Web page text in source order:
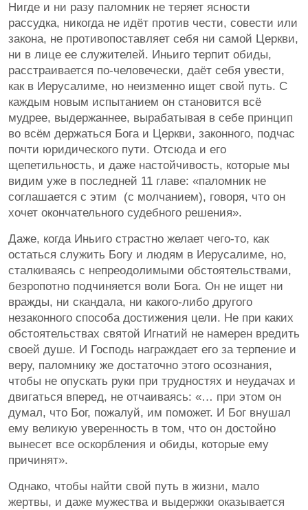
Нигде и ни разу паломник не теряет ясности
рассудка, никогда не идёт против чести, совести или
закона, не противопоставляет себя ни самой Церкви,
ни в лице ее служителей. Иньиго терпит обиды,
расстраивается по-человечески, даёт себя увести,
как в Иерусалиме, но неизменно ищет свой путь. С
каждым новым испытанием он становится всё
мудрее, выдержаннее, вырабатывая в себе принцип
во всём держаться Бога и Церкви, законного, подчас
почти юридического пути. Отсюда и его
щепетильность, и даже настойчивость, которые мы
видим уже в последней 11 главе: «паломник не
соглашается с этим (с молчанием), говоря, что он
хочет окончательного судебного решения».
Даже, когда Иньиго страстно желает чего-то, как
остаться служить Богу и людям в Иерусалиме, но,
сталкиваясь с непреодолимыми обстоятельствами,
безропотно подчиняется воли Бога. Он не ищет ни
вражды, ни скандала, ни какого-либо другого
незаконного способа достижения цели. Не при каких
обстоятельствах святой Игнатий не намерен вредить
своей душе. И Господь награждает его за терпение и
веру, паломнику же достаточно этого осознания,
чтобы не опускать руки при трудностях и неудачах и
двигаться вперед, не отчаиваясь: «… при этом он
думал, что Бог, пожалуй, им поможет. И Бог внушал
ему великую уверенность в том, что он достойно
вынесет все оскорбления и обиды, которые ему
причинят».
Однако, чтобы найти свой путь в жизни, мало
жертвы, и даже мужества и выдержки оказывается